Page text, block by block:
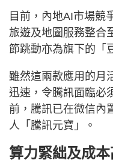
目前，內地AI市場競
旅遊及地圖服務整合
節跳動亦為旗下的「
雖然這兩款應用的月
迅速，令騰訊面臨必
前，騰訊已在微信內
人「騰訊元寶」。
算力緊絀及成